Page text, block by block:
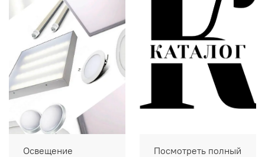
Освещение
Посмотреть полный